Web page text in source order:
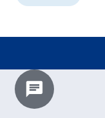
Chatbot laden?